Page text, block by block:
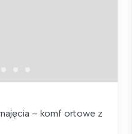
– komf ortowe z